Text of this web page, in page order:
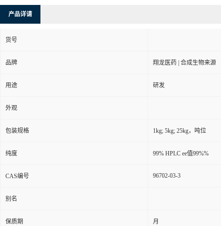
产品详请
货号
品牌 翔龙医药 | 合成生物来源
用途 研发
外观
包装规格 1kg; 5kg; 25kg，吨位
纯度 99% HPLC ee值99%%
CAS编号 96702-03-3
别名
保质期 月